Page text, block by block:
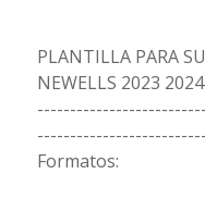
PLANTILLA PARA
NEWELLS 2023 2024
Formatos: